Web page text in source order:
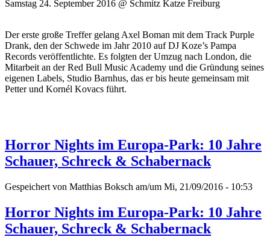
Samstag 24. September 2016 @ Schmitz Katze Freiburg
Der erste große Treffer gelang Axel Boman mit dem Track Purple
Drank, den der Schwede im Jahr 2010 auf DJ Koze’s Pampa
Records veröffentlichte. Es folgten der Umzug nach London, die
Mitarbeit an der Red Bull Music Academy und die Gründung seines
eigenen Labels, Studio Barnhus, das er bis heute gemeinsam mit
Petter und Kornél Kovacs führt.
Horror Nights im Europa-Park: 10 Jahre
Schauer, Schreck & Schabernack
Gespeichert von Matthias Boksch am/um Mi, 21/09/2016 - 10:53
Horror Nights im Europa-Park: 10 Jahre
Schauer, Schreck & Schabernack